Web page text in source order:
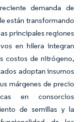
demanda de
están transformando
principales regiones
en hilera integran
costos de nitrógeno,
adoptan insumos
márgenes de precio
en consorcios
de semillas y la